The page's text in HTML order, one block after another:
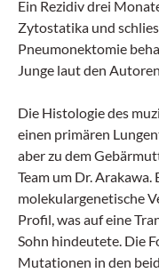
Ein Rezidiv drei
Zytostatika und
Pneumonektomie
Junge laut den
Die Histologie des
einen primären
aber zu dem
Team um Dr.
molekulargenetische
Profil, was auf eine
Sohn hindeutete. Die
Mutationen in den